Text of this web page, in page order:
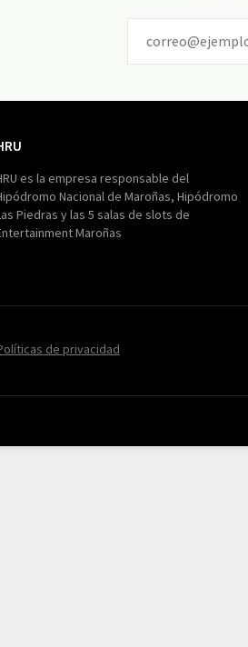
es la empresa responsable del
Nacional de Maroñas, Hipódromo
Piedras y las 5 salas de slots de
Maroñas
de privacidad